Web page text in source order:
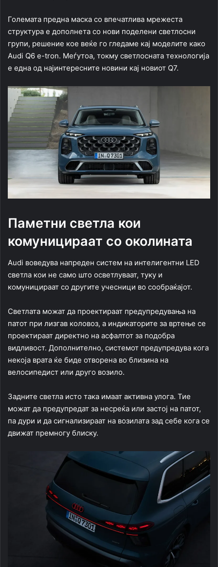
Големата предна маска со впечатлива мрежеста
структура е дополнета со нови поделени светлосни
групи, решение кое веќе го гледаме кај моделите како
Audi Q6 e-tron. Меѓутоа, токму светлосната технологија
е една од најинтересните новини кај новиот Q7.
Паметни светла кои
комуницираат со околината
Audi воведува напреден систем на интелигентни LED
светла кои не само што осветлуваат, туку и
комуницираат со другите учесници во сообраќајот.
Светлата можат да проектираат предупредувања на
патот при лизгав коловоз, а индикаторите за вртење се
проектираат директно на асфалтот за подобра
видливост. Дополнително, системот предупредува кога
некоја врата ќе биде отворена во близина на
велосипедист или друго возило.
Задните светла исто така имаат активна улога. Тие
можат да предупредат за несреќа или застој на патот,
па дури и да сигнализираат на возилата зад себе кога се
движат премногу блиску.